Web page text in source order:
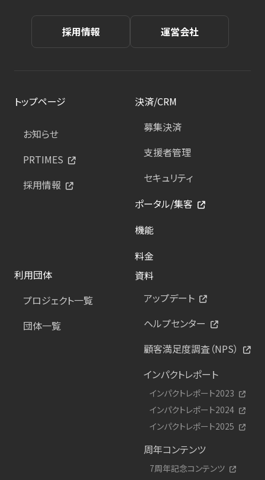
採用情報 運営会社
トップページ
お知らせ
PRTIMES
採用情報
決済/CRM
募集決済
支援者管理
セキュリティ
ポータル/集客
機能
料金
利用団体
プロジェクト一覧
団体一覧
資料
アップデート
ヘルプセンター
顧客満足度調査（NPS）
インパクトレポート
インパクトレポート2023
インパクトレポート2024
インパクトレポート2025
周年コンテンツ
7周年記念コンテンツ